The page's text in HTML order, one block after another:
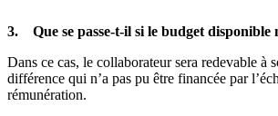
3. Que se passe-t-il si le budget disponible
Dans ce cas, le collaborateur sera redevable à
différence qui n’a pas pu être financée par
rémunération.